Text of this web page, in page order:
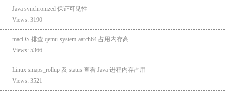
Java synchronized 保证可见性
Views: 3190
macOS 排查 qemu-system-aarch64 占用内存高
Views: 5366
Linux smaps_rollup 及 status 查看 Java 进程内存占用
Views: 3521